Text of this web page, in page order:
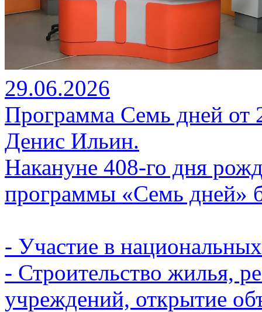
29.06.2026
Программа Семь дней от
Денис Ильин.
Накануне 408-го дня
программы «Семь дней»
- Участие в
- Строительство жилья,
учреждений, открытие